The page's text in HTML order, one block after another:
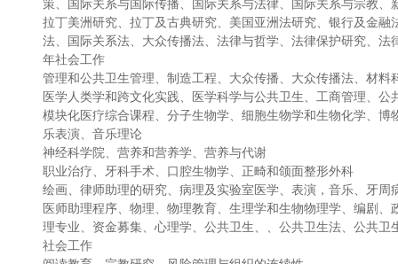
策、国际关系与国际传播、国际关系与法律、国际关系与宗教、
拉丁美洲研究、拉丁及古典研究、美国亚洲法研究、银行及金
法、国际关系法、大众传播法、法律与哲学、法律保护研究、
年社会工作
管理和公共卫生管理、制造工程、大众传播、大众传播法、材
医学人类学和跨文化实践、医学科学与公共卫生、工商管理、
模块化医疗综合课程、分子生物学、细胞生物学和生物化学、
乐表演、音乐理论
神经科学院、营养和营养学、营养与代谢
职业治疗、牙科手术、口腔生物学、正畸和颌面整形外科
绘画、律师助理的研究、病理及实验室医学、表演，音乐、牙
医师助理程序、物理、物理教育、生理学和生物物理学、编剧
理专业、资金募集、心理学、公共卫生、、公共卫生法、公共
社会工作